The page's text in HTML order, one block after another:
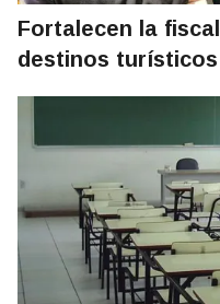
Fortalecen la
destinos turísticos